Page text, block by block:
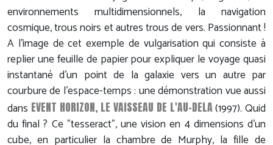
environnements multidimensionnels, la navigation
cosmique, trous noirs et autres trous de vers. Passionnant !
A l'image de cet exemple de vulgarisation qui consiste à
replier une feuille de papier pour expliquer le voyage quasi
instantané d'un point de la galaxie vers un autre par
courbure de l'espace-temps : une démonstration vue aussi
dans EVENT HORIZON, LE VAISSEAU DE L'AU-DELA(1997). Quid
du final ? Ce "tesseract", une vision en 4 dimensions d'un
cube, en particulier la chambre de Murphy, la fille de